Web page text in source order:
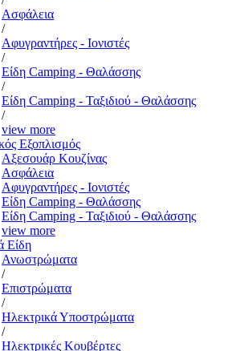
Ασφάλεια
/
Αφυγραντήρες - Ιονιστές
/
Είδη Camping - Θαλάσσης
/
Είδη Camping - Ταξιδιού - Θαλάσσης
/
view more
Εξοπλισμός
Αξεσουάρ Κουζίνας
Ασφάλεια
Αφυγραντήρες - Ιονιστές
Είδη Camping - Θαλάσσης
Είδη Camping - Ταξιδιού - Θαλάσσης
view more
Είδη
Ανωστρώματα
/
Επιστρώματα
/
Ηλεκτρικά Υποστρώματα
/
Ηλεκτρικές Κουβέρτες